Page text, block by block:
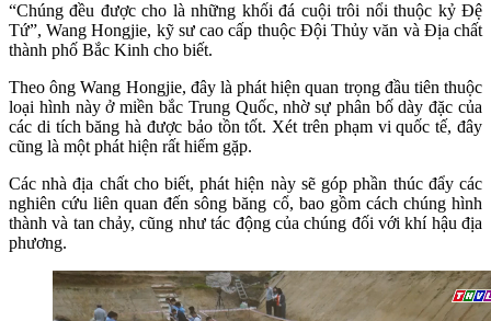
“Chúng đều được cho là những khối đá cuội trôi nổi thuộc kỷ Đệ
Tứ”, Wang Hongjie, kỹ sư cao cấp thuộc Đội Thủy văn và Địa chất
thành phố Bắc Kinh cho biết.
Theo ông Wang Hongjie, đây là phát hiện quan trọng đầu tiên thuộc
loại hình này ở miền bắc Trung Quốc, nhờ sự phân bố dày đặc của
các di tích băng hà được bảo tồn tốt. Xét trên phạm vi quốc tế, đây
cũng là một phát hiện rất hiếm gặp.
Các nhà địa chất cho biết, phát hiện này sẽ góp phần thúc đẩy các
nghiên cứu liên quan đến sông băng cổ, bao gồm cách chúng hình
thành và tan chảy, cũng như tác động của chúng đối với khí hậu địa
phương.